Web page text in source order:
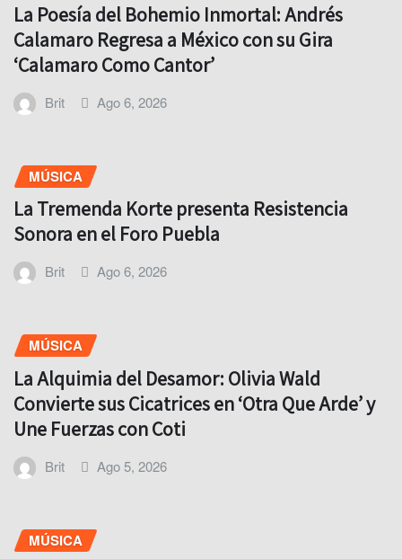
La Poesía del Bohemio Inmortal: Andrés
Calamaro Regresa a México con su Gira
‘Calamaro Como Cantor’
Brit Ago 6, 2026
MÚSICA
La Tremenda Korte presenta Resistencia
Sonora en el Foro Puebla
Brit Ago 6, 2026
MÚSICA
La Alquimia del Desamor: Olivia Wald
Convierte sus Cicatrices en ‘Otra Que Arde’ y
Une Fuerzas con Coti
Brit Ago 5, 2026
MÚSICA